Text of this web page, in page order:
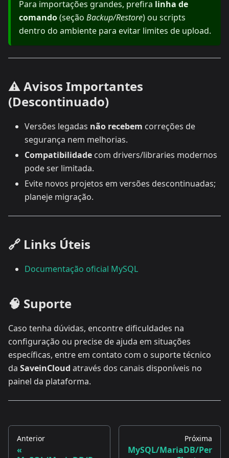
Para importações grandes, prefira linha de
comando(seção Backup/Restore) ou scripts
dentro do ambiente para evitar limites de upload.
⚠️ Avisos Importantes
(Descontinuado)
Versões legadas não recebem correções de
segurança nem melhorias.
Compatibilidade com drivers/libraries modernos
pode ser limitada.
Evite novos projetos em versões descontinuadas;
planeje migração.
🔗 Links Úteis
Documentação oficial MySQL
🧠 Suporte
Caso tenha dúvidas, encontre dificuldades na
configuração ou precise de ajuda em situações
específicas, entre em contato com o suporte técnico
da SaveinCloud através dos canais disponíveis no
painel da plataforma.
Anterior Próxima
MySQL/MariaDB/Per